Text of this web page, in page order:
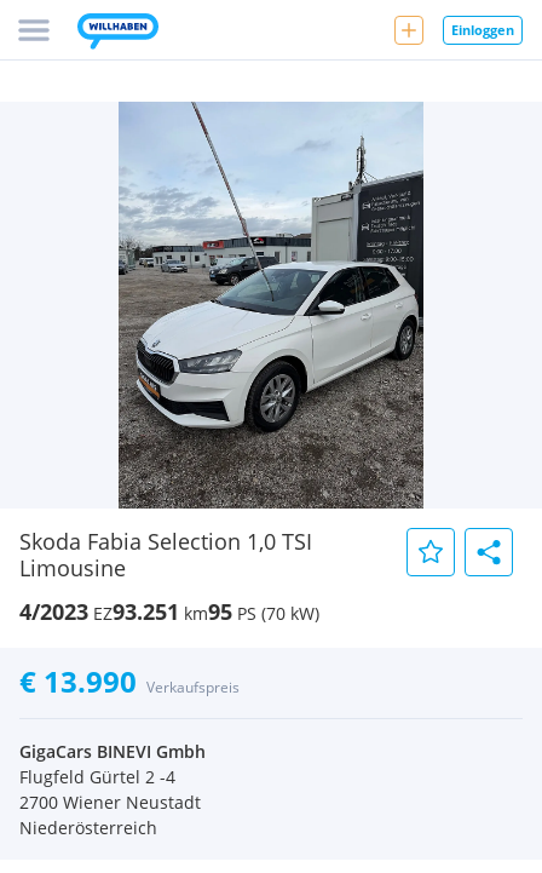
Einloggen
Skoda Fabia Selection 1,0 TSI
Limousine
4/2023 EZ93.251 km95 PS (70 kW)
€ 13.990 Verkaufspreis
GigaCars BINEVI Gmbh
Flugfeld Gürtel 2 -4
2700 Wiener Neustadt
Niederösterreich